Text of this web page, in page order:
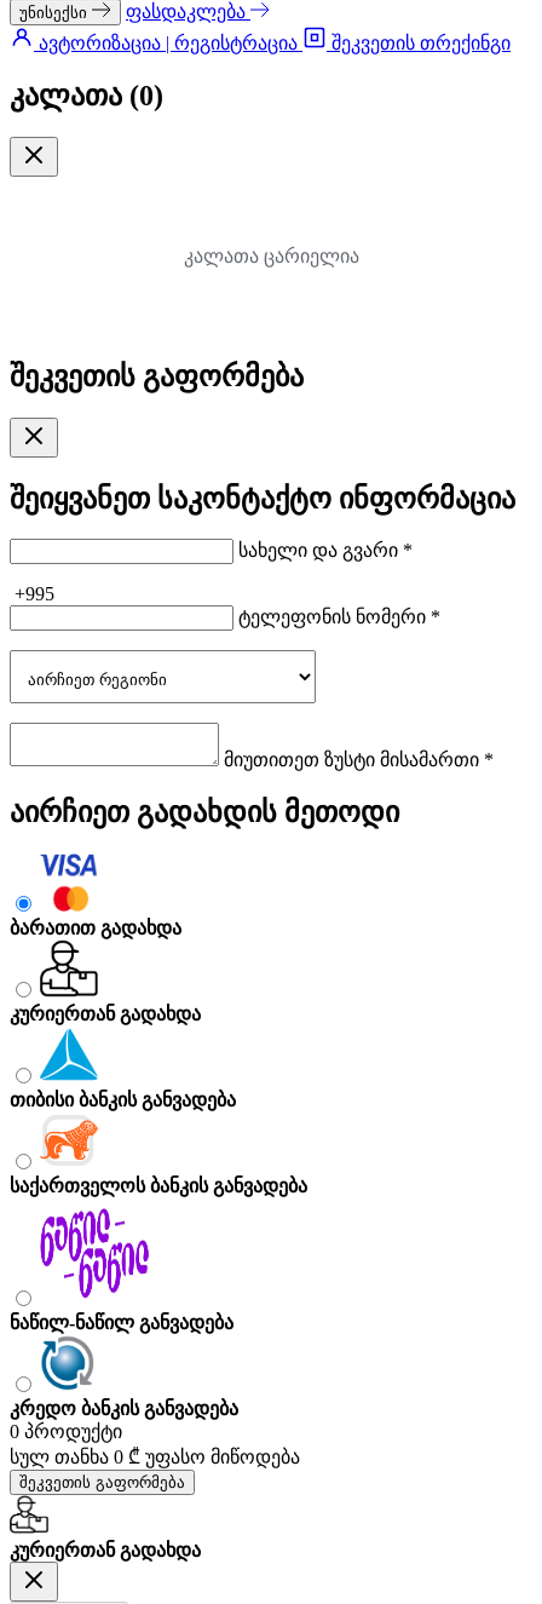
უნისექსი
ფასდაკლება
ავტორიზაცია | რეგისტრაცია
შეკვეთის თრექინგი
კალათა (0)
კალათა ცარიელია
შეკვეთის გაფორმება
შეიყვანეთ საკონტაქტო ინფორმაცია
სახელი და გვარი *
+995
ტელეფონის ნომერი *
მიუთითეთ ზუსტი მისამართი *
აირჩიეთ გადახდის მეთოდი
ბარათით გადახდა
კურიერთან გადახდა
თიბისი ბანკის განვადება
საქართველოს ბანკის განვადება
ნაწილ-ნაწილ განვადება
კრედო ბანკის განვადება
0 პროდუქტი
სულ თანხა 0 ₾ უფასო მიწოდება
შეკვეთის გაფორმება
კურიერთან გადახდა